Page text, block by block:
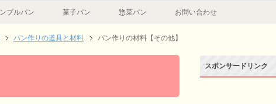
プルパン 菓子パン 惣菜パン お問い合わせ
パン作りの道具と材料 パン作りの材料【その他】
スポンサードリンク